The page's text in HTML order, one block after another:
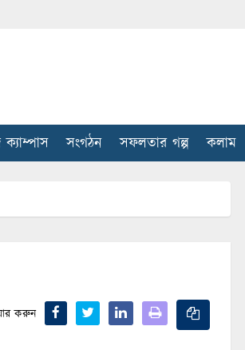
সংগঠন সফলতার গল্প কলাম
করুন